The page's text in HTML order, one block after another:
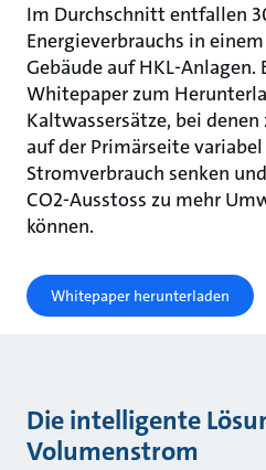
Im Durchschnitt entfallen
Energieverbrauchs in
Gebäude auf HKL-Anlagen.
Whitepaper zum
Kaltwassersätze, bei
auf der Primärseite
Stromverbrauch senken
CO2-Ausstoss zu mehr
können.
Whitepaper herunterladen
Die intelligente
Volumenstrom